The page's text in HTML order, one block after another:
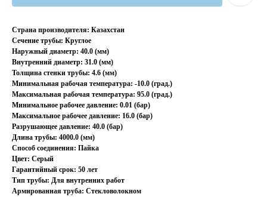
Страна производителя: Казахстан
Сечение трубы: Круглое
Наружный диаметр: 40.0 (мм)
Внутренний диаметр: 31.0 (мм)
Толщина стенки трубы: 4.6 (мм)
Минимальная рабочая температура: -10.0 (град.)
Максимальная рабочая температура: 95.0 (град.)
Минимальное рабочее давление: 0.01 (бар)
Максимальное рабочее давление: 16.0 (бар)
Разрушающее давление: 40.0 (бар)
Длина трубы: 4000.0 (мм)
Способ соединения: Пайка
Цвет: Серый
Гарантийный срок: 50 лет
Тип трубы: Для внутренних работ
Армированная труба: Стекловолокном